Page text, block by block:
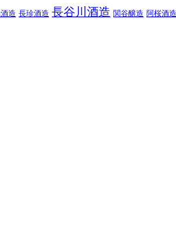
造 長珍酒造 長谷川酒造 関谷醸造 阿桜酒造